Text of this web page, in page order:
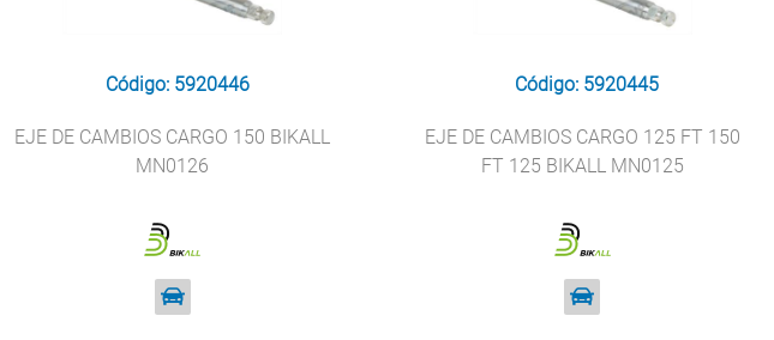
Código: 5920446
EJE DE CAMBIOS CARGO 150 BIKALL
MN0126
Código: 5920445
EJE DE CAMBIOS CARGO 125 FT 150
FT 125 BIKALL MN0125